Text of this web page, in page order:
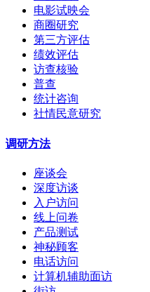
电影试映会
商圈研究
第三方评估
绩效评估
访查核验
普查
统计咨询
社情民意研究
调研方法
座谈会
深度访谈
入户访问
线上问卷
产品测试
神秘顾客
电话访问
计算机辅助面访